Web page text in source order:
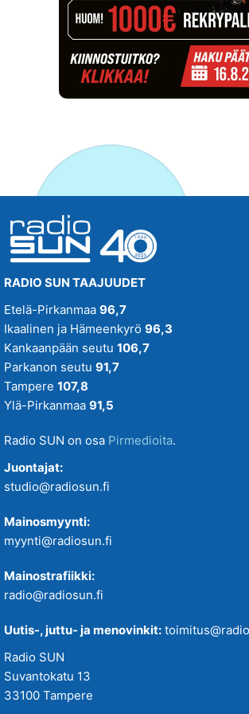
RADIO SUN TAAJUUDET
Etelä-Pirkanmaa 96,7
Ikaalinen ja Hämeenkyrö 96,3
Kankaanpään seutu 106,7
Parkanon seutu 91,7
Tampere 107,8
Ylä-Pirkanmaa 91,5
Radio SUN on osa Pirmedioita.
Juontajat:
studio@radiosun.fi
Mainosmyynti:
myynti@radiosun.fi
Mainostrafiikki:
radio@radiosun.fi
Uutis-, juttu- ja menovinkit:
Radio SUN
Suvantokatu 13
33100 Tampere